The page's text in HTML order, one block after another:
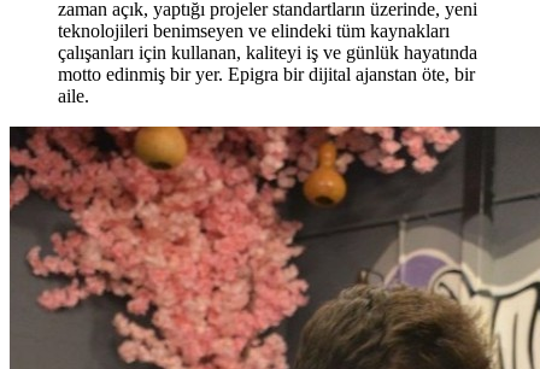
zaman açık, yaptığı projeler standartların üzerinde, yeni
teknolojileri benimseyen ve elindeki tüm kaynakları
çalışanları için kullanan, kaliteyi iş ve günlük hayatında
motto edinmiş bir yer. Epigra bir dijital ajanstan öte, bir
aile.